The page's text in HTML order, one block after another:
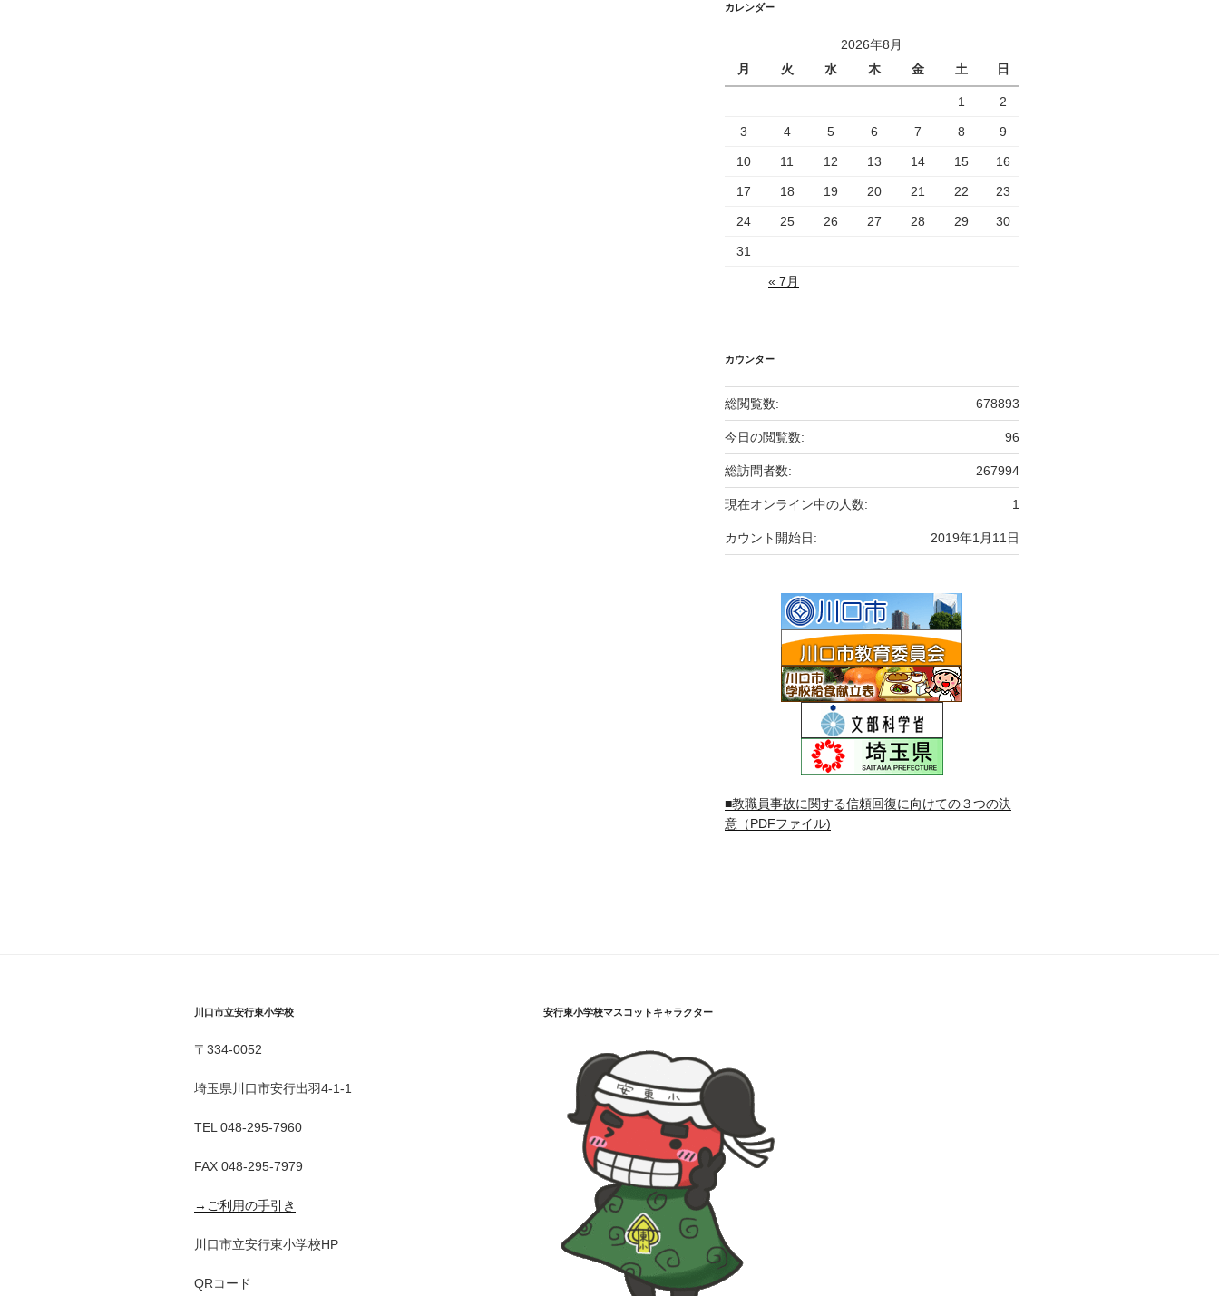
カレンダー
2026年8月
月
火 水 木 金 土 日
1 2
3 4 5 6 7 8 9
10 11 12 13 14 15 16
17 18 19 20 21 22 23
24 25 26 27 28 29 30
31
« 7月
カウンター
678893
総閲覧数:
96
今日の閲覧数:
267994
総訪問者数:
1
現在オンライン中の人数:
2019年1月11日
カウント開始日:
■教職員事故に関する信頼回復に向けての３つの決
意（PDFファイル)
川口市立安行東小学校
〒334-0052
埼玉県川口市安行出羽4-1-1
TEL 048-295-7960
FAX 048-295-7979
→ご利用の手引き
川口市立安行東小学校HP
QRコード
安行東小学校マスコットキャラクター